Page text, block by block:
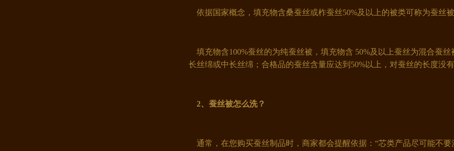
依据国家概念，填充物含桑蚕丝或柞蚕丝50%及以上的被类可称为蚕丝
填充物含100%蚕丝的为纯蚕丝被，填充物含 50%及以上蚕丝为混合蚕
长丝绵或中长丝绵；合格品的蚕丝含量应达到50%以上，对蚕丝的长度没
2、蚕丝被怎么洗？
通常，在您购买蚕丝制品时，商家都会提醒依据：“芯类产品尽可能不